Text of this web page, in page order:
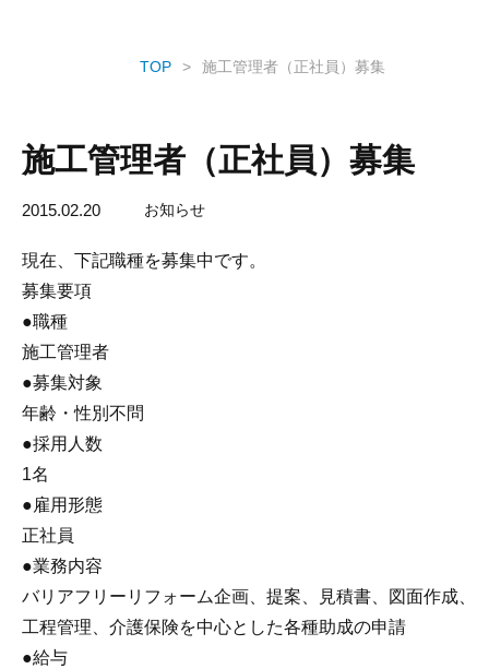
TOP 施工管理者（正社員）募集
施工管理者（正社員）募集
2015.02.20 お知らせ
現在、下記職種を募集中です。
募集要項
●職種
施工管理者
●募集対象
年齢・性別不問
●採用人数
1名
●雇用形態
正社員
●業務内容
バリアフリーリフォーム企画、提案、見積書、図面作成、
工程管理、介護保険を中心とした各種助成の申請
●給与